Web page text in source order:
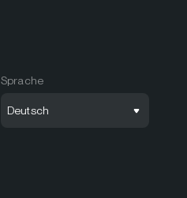
Sprache
Deutsch